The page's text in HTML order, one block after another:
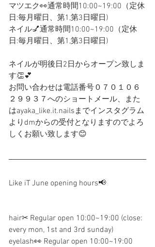
マツエク👀通常時間10:00~19:00 （定休
日:毎月曜日、第1,第3日曜日)
ネイル💅通常時間10:00~19:00（定休
日:毎月曜日、第1,第3日曜日)
ネイルが明後日2日からオープン致しま
す👏💕
お問い合わせは電話番号０７０１０６
２９９３７へのショートメール、また
はayaka_like.it.nailsまでインスタグラム
よりdmからの受付となりますのでよろ
しくお願い致します😊
Like iT June opening hours📢
hair✂︎ Regular open 10:00~19:00 (close:
every mon, 1st and 3rd sunday)
eyelash👀 Regular open 10:00~19:00